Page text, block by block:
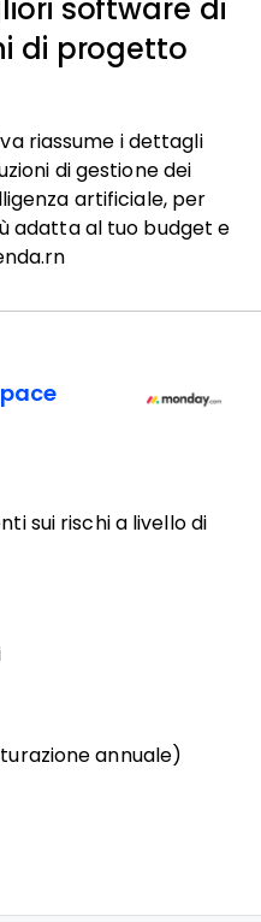
software di
di progetto
riassume i dettagli
di gestione dei
artificiale, per
adatta al tuo budget e
sui rischi a livello di
annuale)